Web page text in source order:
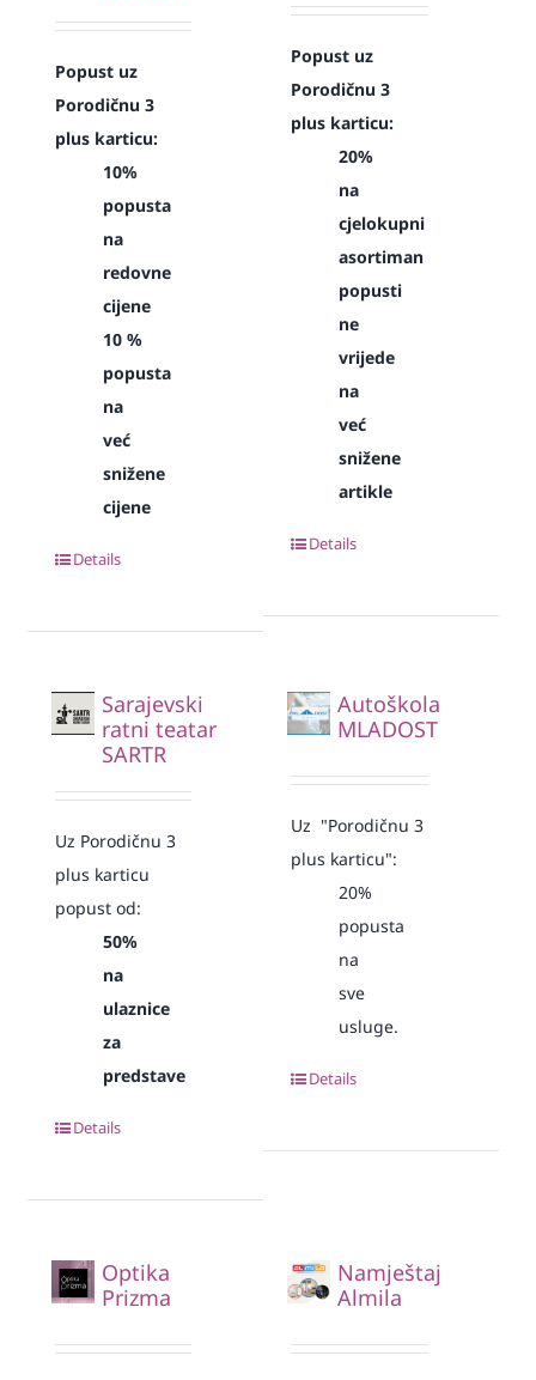
Popust uz
Porodičnu 3
plus karticu:
10%
popusta
na
redovne
cijene
10 %
popusta
na
već
snižene
cijene
Details
Popust uz
Porodičnu 3
plus karticu:
20%
na
cjelokupni
asortiman
popusti
ne
vrijede
na
već
snižene
artikle
Details
Sarajevski
ratni teatar
SARTR
Uz Porodičnu 3
plus karticu
popust od:
50%
na
ulaznice
za
predstave
Details
Autoškola
MLADOST
Uz "Porodičnu 3
plus karticu":
20%
popusta
na
sve
usluge.
Details
Optika
Prizma
Namještaj
Almila